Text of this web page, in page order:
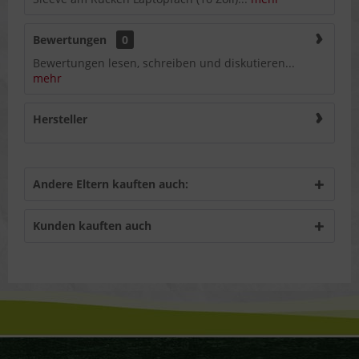
Bewertungen
0
Bewertungen lesen, schreiben und diskutieren...
mehr
Hersteller
Andere Eltern kauften auch:
Kunden kauften auch